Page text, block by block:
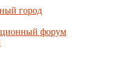
город
форум